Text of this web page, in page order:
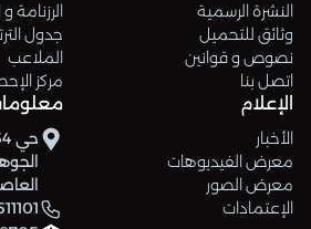
النشرة الرسمية
وثائق للتحميل
نصوص و قوانين
اتصل بنا
الرزنامة و
جدول
الملاعب
مركز
الإعلام
الأخبار
معرض الفيديوهات
معرض الصور
الإعتمادات